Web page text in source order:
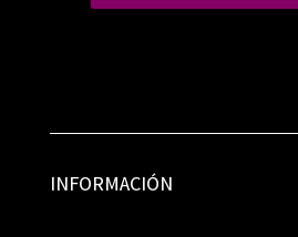
INFORMACIÓN